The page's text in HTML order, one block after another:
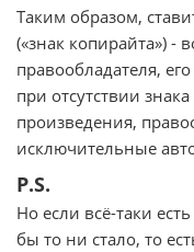
Таким образом,
(«знак копирайта») -
правообладателя,
при отсутствии
произведения,
исключительные
P.S.
Но если всё-таки
бы то ни стало, то